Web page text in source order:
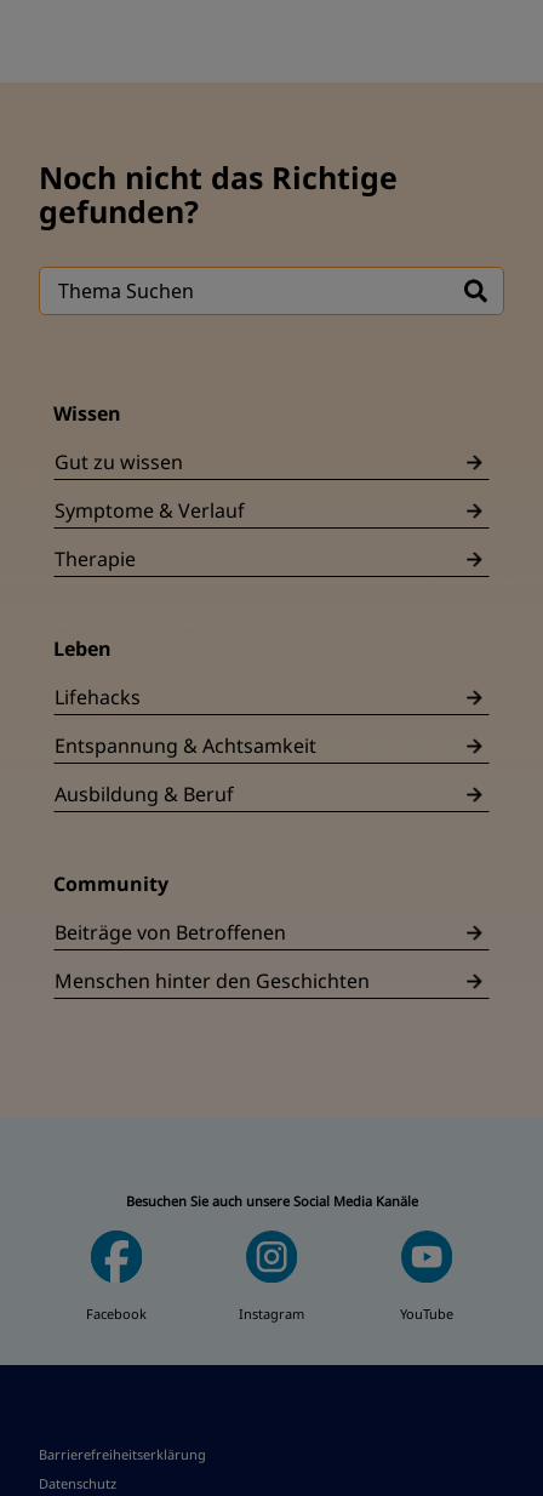
Noch nicht das Richtige
gefunden?
Wissen
Gut zu wissen
Symptome & Verlauf
Therapie
Leben
Lifehacks
Entspannung & Achtsamkeit
Ausbildung & Beruf
Community
Beiträge von Betroffenen
Menschen hinter den Geschichten
Besuchen Sie auch unsere Social Media Kanäle
Facebook Instagram YouTube
Barrierefreiheitserklärung
Datenschutz